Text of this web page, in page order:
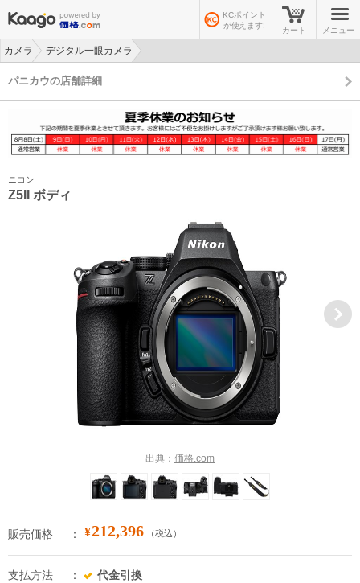
KCポイント
が使えます!
カート メニュー
カメラ
デジタル一眼カメラ
パニカウの店舗詳細
ニコン
Z5II ボディ
出典： 価格.com
販売価格 ¥212,396 （税込）
支払方法
代金引換